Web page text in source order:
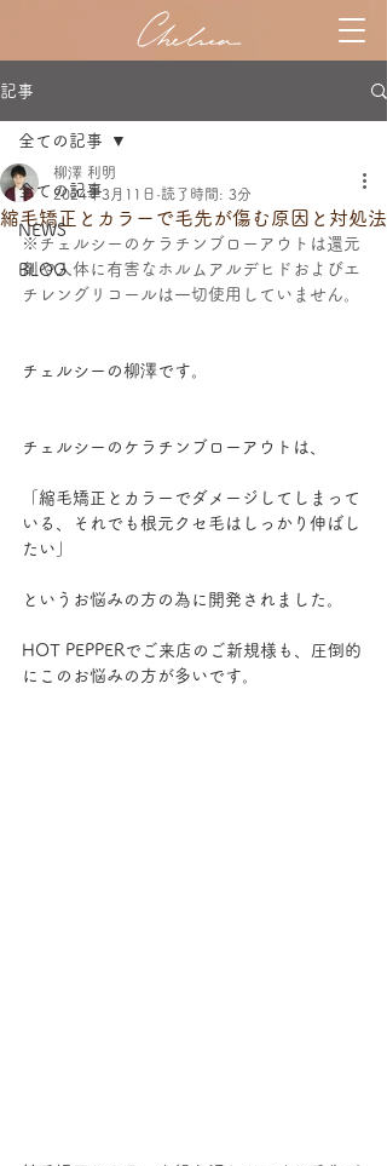
記事
全ての記事
NEWS
BLOG
全ての記事
縮毛矯正とカラーで毛先が傷む原因と対処法
柳澤 利明
2024年3月11日 読了時間: 3分
※チェルシーのケラチンブローアウトは還元
剤や人体に有害なホルムアルデヒドおよびエ
チレングリコールは一切使用していません。
チェルシーの柳澤です。
チェルシーのケラチンブローアウトは、
「縮毛矯正とカラーでダメージしてしまって
いる、それでも根元クセ毛はしっかり伸ばし
たい」
というお悩みの方の為に開発されました。
HOT PEPPERでご来店のご新規様も、圧倒的
にこのお悩みの方が多いです。